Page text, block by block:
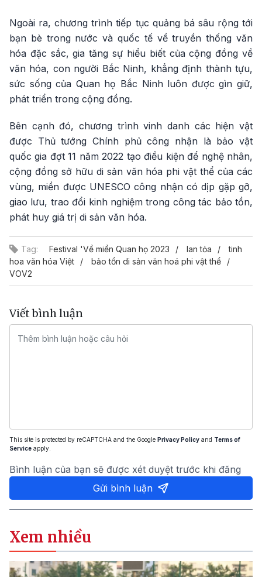
Ngoài ra, chương trình tiếp tục quảng bá sâu rộng tới
bạn bè trong nước và quốc tế về truyền thống văn
hóa đặc sắc, gia tăng sự hiểu biết của cộng đồng về
văn hóa, con người Bắc Ninh, khẳng định thành tựu,
sức sống của Quan họ Bắc Ninh luôn được gìn giữ,
phát triển trong cộng đồng.
Bên cạnh đó, chương trình vinh danh các hiện vật
được Thủ tướng Chính phủ công nhận là bảo vật
quốc gia đợt 11 năm 2022 tạo điều kiện để nghệ nhân,
cộng đồng sở hữu di sản văn hóa phi vật thể của các
vùng, miền được UNESCO công nhận có dịp gặp gỡ,
giao lưu, trao đổi kinh nghiệm trong công tác bảo tồn,
phát huy giá trị di sản văn hóa.
Tag: Festival 'Về miền Quan họ 2023 lan tỏa
tinh
hoa văn hóa Việt
bảo tồn di sản văn hoá phi vật thể
VOV2
Viết bình luận
This site is protected by reCAPTCHA and the Google Privacy Policy and Terms of
Service apply.
Bình luận của bạn sẽ được xét duyệt trước khi đăng
Gửi bình luận
Xem nhiều